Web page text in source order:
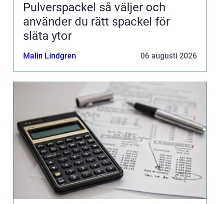
Pulverspackel så väljer och
använder du rätt spackel för
släta ytor
Malin Lindgren 06 augusti 2026